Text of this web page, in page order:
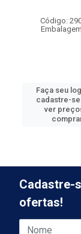
Código:
Faça seu
cadastre-
ver
Cadastre-
ofertas!